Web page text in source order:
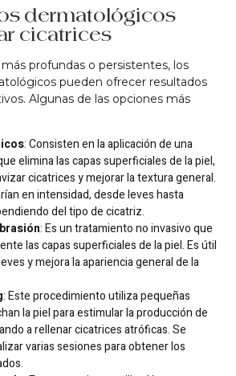
dermatológicos
cicatrices
profundas o persistentes, los
pueden ofrecer resultados
Algunas de las opciones más
: Consisten en la aplicación de una
elimina las capas superficiales de la piel,
cicatrices y mejorar la textura general.
en intensidad, desde leves hasta
del tipo de cicatriz.
: Es un tratamiento no invasivo que
las capas superficiales de la piel. Es útil
y mejora la apariencia general de la
: Este procedimiento utiliza pequeñas
la piel para estimular la producción de
a rellenar cicatrices atróficas. Se
varias sesiones para obtener los